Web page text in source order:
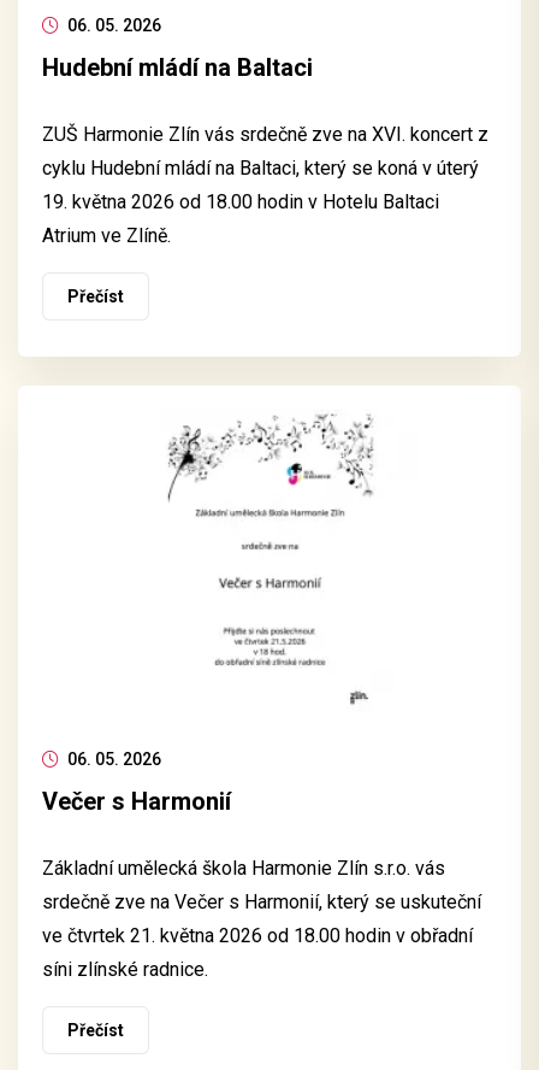
06. 05. 2026
Hudební mládí na Baltaci
ZUŠ Harmonie Zlín vás srdečně zve na XVI. koncert z
cyklu Hudební mládí na Baltaci, který se koná v úterý
19. května 2026 od 18.00 hodin v Hotelu Baltaci
Atrium ve Zlíně.
Přečíst
06. 05. 2026
Večer s Harmonií
Základní umělecká škola Harmonie Zlín s.r.o. vás
srdečně zve na Večer s Harmonií, který se uskuteční
ve čtvrtek 21. května 2026 od 18.00 hodin v obřadní
síni zlínské radnice.
Přečíst